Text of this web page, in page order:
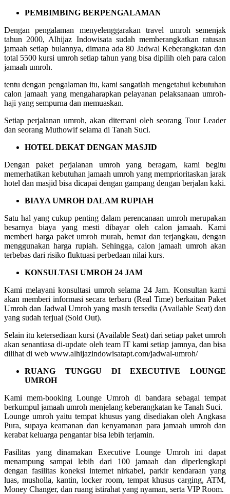
PEMBIMBING BERPENGALAMAN
Dengan pengalaman menyelenggarakan travel umroh semenjak
tahun 2000, Alhijaz Indowisata sudah memberangkatkan ratusan
jamaah setiap bulannya, dimana ada 80 Jadwal Keberangkatan dan
total 5500 kursi umroh setiap tahun yang bisa dipilih oleh para calon
jamaah umroh.
tentu dengan pengalaman itu, kami sangatlah mengetahui kebutuhan
calon jamaah yang mengaharapkan pelayanan pelaksanaan umroh-
haji yang sempurna dan memuaskan.
Setiap perjalanan umroh, akan ditemani oleh seorang Tour Leader
dan seorang Muthowif selama di Tanah Suci.
HOTEL DEKAT DENGAN MASJID
Dengan paket perjalanan umroh yang beragam, kami begitu
memerhatikan kebutuhan jamaah umroh yang memprioritaskan jarak
hotel dan masjid bisa dicapai dengan gampang dengan berjalan kaki.
BIAYA UMROH DALAM RUPIAH
Satu hal yang cukup penting dalam perencanaan umroh merupakan
besarnya biaya yang mesti dibayar oleh calon jamaah. Kami
memberi harga paket umroh murah, hemat dan terjangkau, dengan
menggunakan harga rupiah. Sehingga, calon jamaah umroh akan
terbebas dari risiko fluktuasi perbedaan nilai kurs.
KONSULTASI UMROH 24 JAM
Kami melayani konsultasi umroh selama 24 Jam. Konsultan kami
akan memberi informasi secara terbaru (Real Time) berkaitan Paket
Umroh dan Jadwal Umroh yang masih tersedia (Available Seat) dan
yang sudah terjual (Sold Out).
Selain itu ketersediaan kursi (Available Seat) dari setiap paket umroh
akan senantiasa di-update oleh team IT kami setiap jamnya, dan bisa
dilihat di web www.alhijazindowisatapt.com/jadwal-umroh/
RUANG TUNGGU DI EXECUTIVE LOUNGE
UMROH
Kami mem-booking Lounge Umroh di bandara sebagai tempat
berkumpul jamaah umroh menjelang keberangkatan ke Tanah Suci.
Lounge umroh yaitu tempat khusus yang disediakan oleh Angkasa
Pura, supaya keamanan dan kenyamanan para jamaah umroh dan
kerabat keluarga pengantar bisa lebih terjamin.
Fasilitas yang dinamakan Executive Lounge Umroh ini dapat
menampung sampai lebih dari 100 jamaah dan diperlengkapi
dengan fasilitas koneksi internet nirkabel, parkir kendaraan yang
luas, musholla, kantin, locker room, tempat khusus carging, ATM,
Money Changer, dan ruang istirahat yang nyaman, serta VIP Room.